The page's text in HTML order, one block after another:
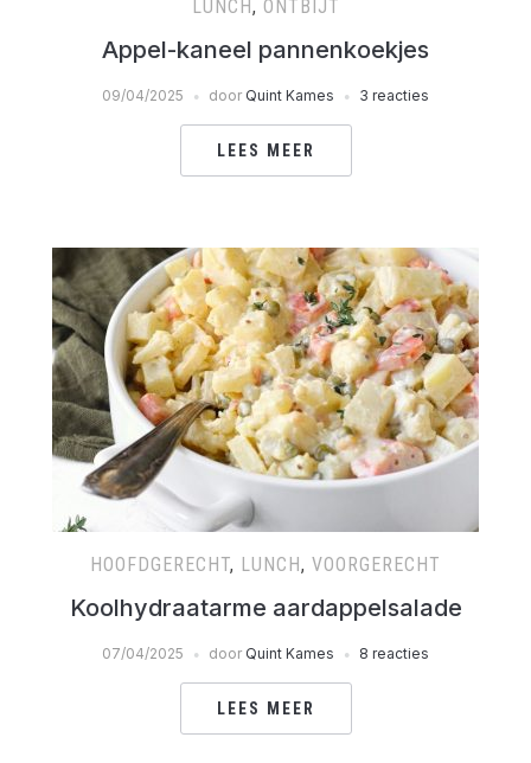
LUNCH, ONTBIJT
Appel-kaneel pannenkoekjes
09/04/2025 door Quint Kames 3 reacties
LEES MEER
HOOFDGERECHT, LUNCH, VOORGERECHT
Koolhydraatarme aardappelsalade
07/04/2025 door Quint Kames 8 reacties
LEES MEER